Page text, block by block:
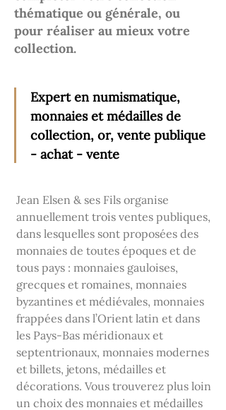
thématique ou générale, ou
pour réaliser au mieux votre
collection.
Expert en numismatique,
monnaies et médailles de
collection, or, vente publique
- achat - vente
Jean Elsen & ses Fils organise
annuellement trois ventes publiques,
dans lesquelles sont proposées des
monnaies de toutes époques et de
tous pays : monnaies gauloises,
grecques et romaines, monnaies
byzantines et médiévales, monnaies
frappées dans l’Orient latin et dans
les Pays-Bas méridionaux et
septentrionaux, monnaies modernes
et billets, jetons, médailles et
décorations. Vous trouverez plus loin
un choix des monnaies et médailles